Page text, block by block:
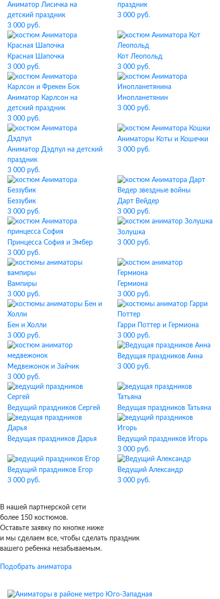
Аниматор Лисичка на
детский праздник
3 000 руб.
праздник
3 000 руб.
Красная Шапочка
3 000 руб.
Кот Леопольд
3 000 руб.
Аниматор Карлсон на
детский праздник
3 000 руб.
Инопланетянин
3 000 руб.
Аниматор Дэдпул на детский
праздник
3 000 руб.
Аниматоры Коты и Кошечки
3 000 руб.
Беззубик
3 000 руб.
Дарт Вейдер
3 000 руб.
Принцесса София и Эмбер
3 000 руб.
Золушка
3 000 руб.
Вампиры
3 000 руб.
Гермиона
3 000 руб.
Бен и Холли
3 000 руб.
Гарри Поттер и Гермиона
3 000 руб.
Медвежонок и Зайчик
3 000 руб.
Ведущая праздников Анна
3 000 руб.
Ведущий праздников Сергей Ведущая праздников Татьяна
Ведущая праздников Дарья
Ведущий праздников Игорь
3 000 руб.
Ведущий праздников Егор
3 000 руб.
Ведущий Александр
3 000 руб.
В нашей партнерской сети
более 150 костюмов.
Оставьте заявку по кнопке ниже
и мы сделаем все, чтобы сделать праздник
вашего ребенка незабываемым.
Подобрать аниматора